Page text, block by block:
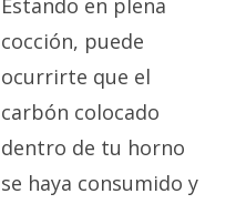
Estando en plena
cocción, puede
ocurrirte que el
carbón colocado
dentro de tu horno
se haya consumido y